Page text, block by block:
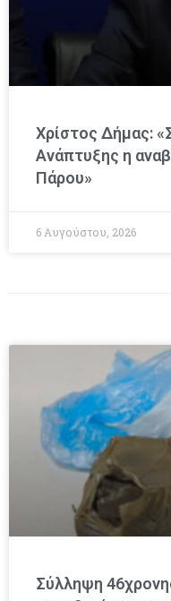
Χρίστος Δήμας:
Ανάπτυξης η
Πάρου»
6 Αυγούστου, 2026
Σύλληψη